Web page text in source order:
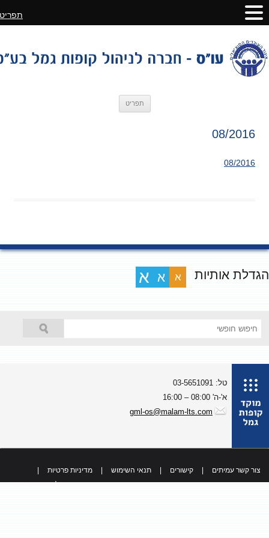
תפריט
08/2016
08/2016
אותיות א א א
טל: 03-5651091
א'-ה' 08:00 – 16:00
gml-os@malam-lts.com
צור קשר עמיתים קישורים תנאי השימוש מדיניות פרטיות
כל הזכויות שמורות
תפריט